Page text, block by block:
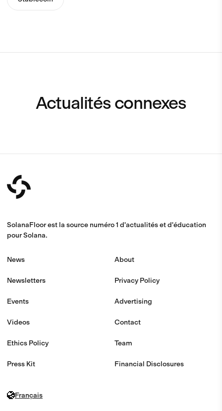
Actualités connexes
SolanaFloor est la source numéro 1 d'actualités et d'éducation
pour Solana.
News
Newsletters
Events
Videos
Ethics Policy
Press Kit
About
Privacy Policy
Advertising
Contact
Team
Financial Disclosures
Français